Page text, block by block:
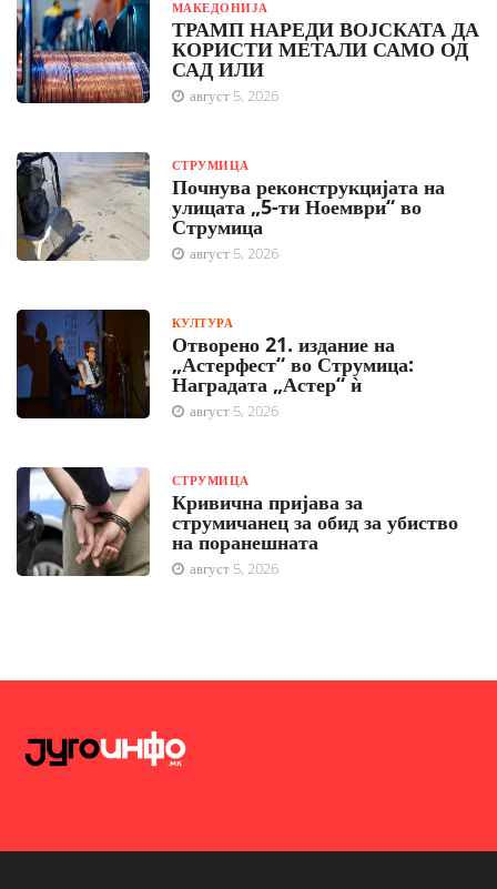
МАКЕДОНИЈА
ТРАМП НАРЕДИ ВОЈСКАТА ДА
КОРИСТИ МЕТАЛИ САМО ОД
САД ИЛИ
август 5, 2026
СТРУМИЦА
Почнува реконструкцијата на
улицата „5-ти Ноември“ во
Струмица
август 5, 2026
КУЛТУРА
Отворено 21. издание на
„Астерфест“ во Струмица:
Наградата „Астер“ ѝ
август 5, 2026
СТРУМИЦА
Кривична пријава за
струмичанец за обид за убиство
на поранешната
август 5, 2026